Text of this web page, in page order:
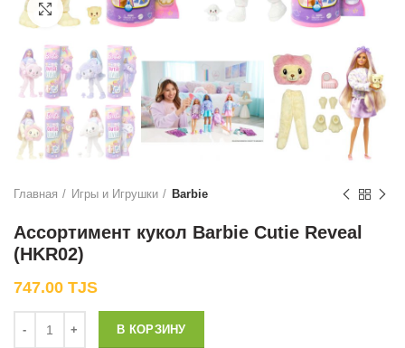
Нажмите, чтобы увеличить
Главная Игры и Игрушки Barbie
Ассортимент кукол Barbie Cutie Reveal
(HKR02)
747.00 TJS
В КОРЗИНУ